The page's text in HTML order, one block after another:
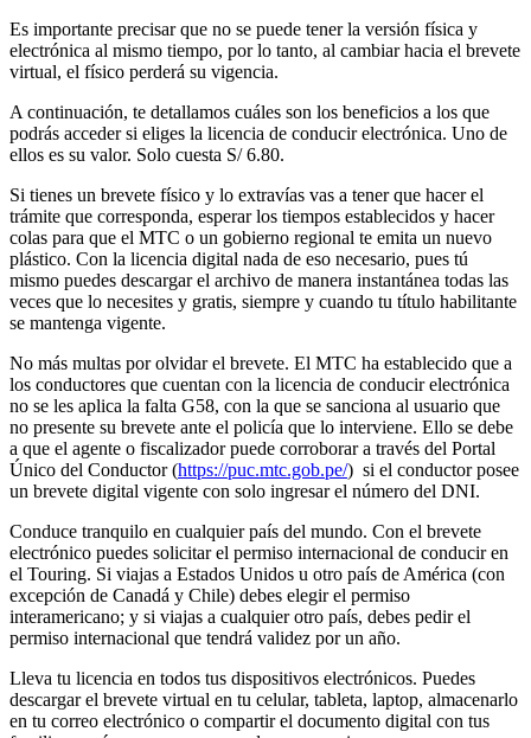
Es importante precisar que no se puede tener la versión física y
electrónica al mismo tiempo, por lo tanto, al cambiar hacia el brevete
virtual, el físico perderá su vigencia.
A continuación, te detallamos cuáles son los beneficios a los que
podrás acceder si eliges la licencia de conducir electrónica. Uno de
ellos es su valor. Solo cuesta S/ 6.80.
Si tienes un brevete físico y lo extravías vas a tener que hacer el
trámite que corresponda, esperar los tiempos establecidos y hacer
colas para que el MTC o un gobierno regional te emita un nuevo
plástico. Con la licencia digital nada de eso necesario, pues tú
mismo puedes descargar el archivo de manera instantánea todas las
veces que lo necesites y gratis, siempre y cuando tu título habilitante
se mantenga vigente.
No más multas por olvidar el brevete. El MTC ha establecido que a
los conductores que cuentan con la licencia de conducir electrónica
no se les aplica la falta G58, con la que se sanciona al usuario que
no presente su brevete ante el policía que lo interviene. Ello se debe
a que el agente o fiscalizador puede corroborar a través del Portal
Único del Conductor (https://puc.mtc.gob.pe/) si el conductor posee
un brevete digital vigente con solo ingresar el número del DNI.
Conduce tranquilo en cualquier país del mundo. Con el brevete
electrónico puedes solicitar el permiso internacional de conducir en
el Touring. Si viajas a Estados Unidos u otro país de América (con
excepción de Canadá y Chile) debes elegir el permiso
interamericano; y si viajas a cualquier otro país, debes pedir el
permiso internacional que tendrá validez por un año.
Lleva tu licencia en todos tus dispositivos electrónicos. Puedes
descargar el brevete virtual en tu celular, tableta, laptop, almacenarlo
en tu correo electrónico o compartir el documento digital con tus